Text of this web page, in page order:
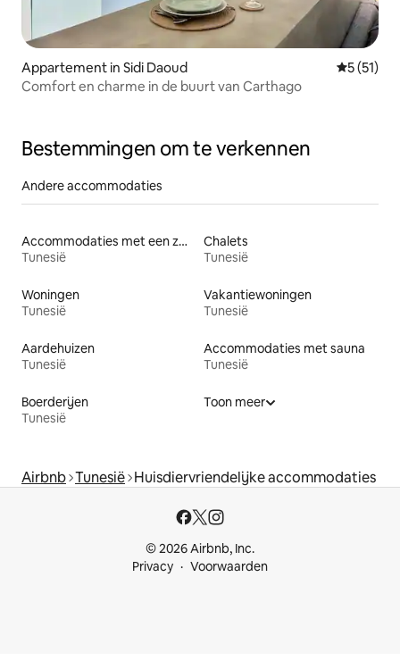
Appartement in Sidi Daoud
5 (51)
Comfort en charme in de buurt van Carthago
Bestemmingen om te verkennen
Andere accommodaties
Accommodaties met een zwembad
Tunesië
Chalets
Tunesië
Woningen
Tunesië
Vakantiewoningen
Tunesië
Aardehuizen
Tunesië
Accommodaties met sauna
Tunesië
Boerderijen
Tunesië
Toon meer
Airbnb Tunesië Huisdiervriendelijke accommodaties
© 2026 Airbnb, Inc.
Privacy
Voorwaarden